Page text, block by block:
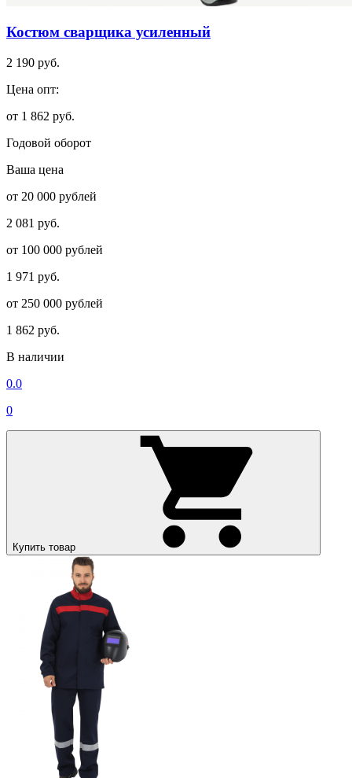
Костюм сварщика усиленный
2 190 руб.
Цена опт:
от 1 862 руб.
Годовой оборот
Ваша цена
от 20 000 рублей
2 081 руб.
от 100 000 рублей
1 971 руб.
от 250 000 рублей
1 862 руб.
В наличии
0.0
0
Купить товар